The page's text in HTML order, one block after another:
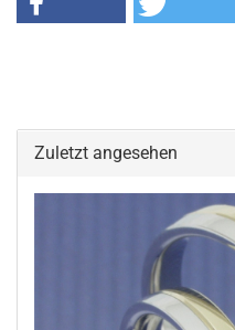
Zuletzt angesehen